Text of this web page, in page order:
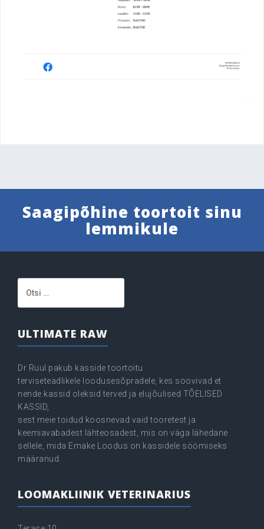
Saagipõhine toortoit sinu
lemmikule
ULTIMATE RAW
Dr Ruul pakub kasside toortoitu
terviseteadlikele loodusesõpradele, kes soovivad et
nende kassid oleksid terved ja elujõulised TÕELISED
KASSID,
sest meie toidud koosnevad vaid tooretest ja
keemiavabadest lähteosadest, mis on väga lähedane
sellele, mida Emake Loodus on kassidele söömiseks
määranud.
LOOMAKLIINIK VETERINARIUS